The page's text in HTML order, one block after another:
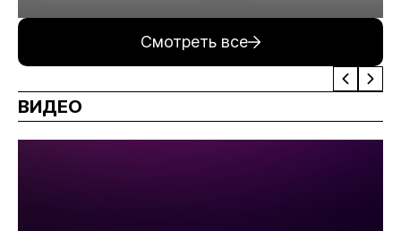
Смотреть все
ВИДЕО